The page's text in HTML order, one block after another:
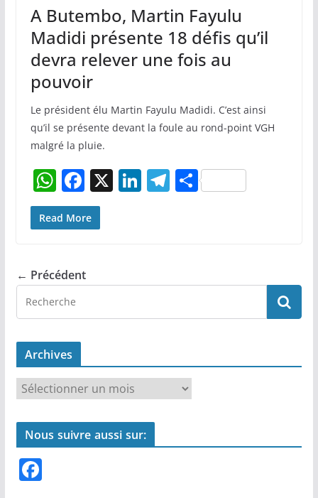
A Butembo, Martin Fayulu
Madidi présente 18 défis qu’il
devra relever une fois au
pouvoir
Le président élu Martin Fayulu Madidi. C’est ainsi
qu’il se présente devant la foule au rond-point VGH
malgré la pluie.
W
h
at
A
p
p
F
a
c
b
o
o
X Li
n
n
T
el
m
P
ar
Read More
← Précédent
Archives
r
c
Nous suivre aussi sur:
F